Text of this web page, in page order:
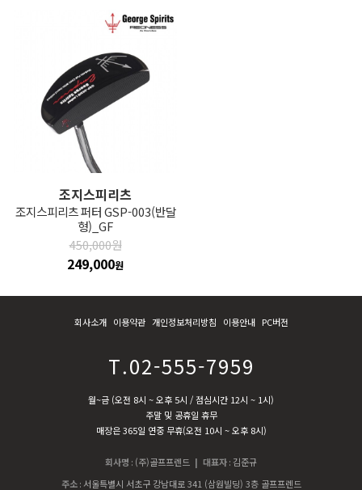
조지스피리츠
조지스피리츠 퍼터 GSP-003(반달
형)_GF
450,000원
249,000원
회사소개 이용약관 개인정보처리방침 이용안내 PC버전
T.02-555-7959
월~금 (오전 8시 ~ 오후 5시 / 점심시간 12시 ~ 1시)
주말 및 공휴일 휴무
매장은 365일 연중 무휴(오전 10시 ~ 오후 8시)
회사명 : (주)골프프렌드 | 대표자: 김준규
주소 : 서울특별시 서초구 강남대로 341 (삼원빌딩) 3층 골프프렌드